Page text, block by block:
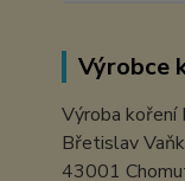
Výrobce
Výroba koření
Břetislav
43001